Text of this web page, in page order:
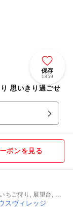
保存
1359
思いきり過ごせ
ポンを見る
ちご狩り, 展望台, 公